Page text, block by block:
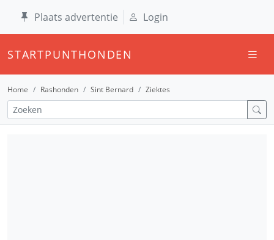
Plaats advertentie Login
STARTPUNTHONDEN
Home Rashonden Sint Bernard Ziektes